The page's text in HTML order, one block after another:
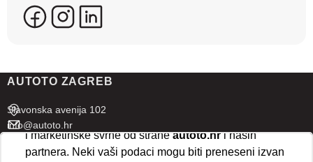
AUTOTO ZAGREB
Slavonska avenija 102
info@autoto.hr
Pon - Pet 07:30-18:00
Sub 08:00-13:00
više uređaja i web lokacija. Naši partneri također
koriste ove tehnologije.
ispravno funkcioniranje stranice. Odabirom
kolačića na vaš uređaj i njihovu obradu za analitičke
i marketinške svrhe od straneautoto.hri naših
partnera. Neki vaši podaci mogu biti preneseni izvan